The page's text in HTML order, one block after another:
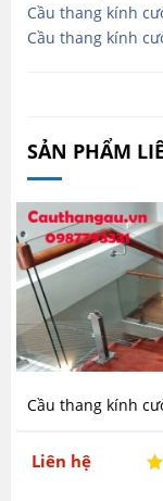
Cầu thang kính
Cầu thang kính
SẢN PHẨM
Cầu thang kính
Liên hệ